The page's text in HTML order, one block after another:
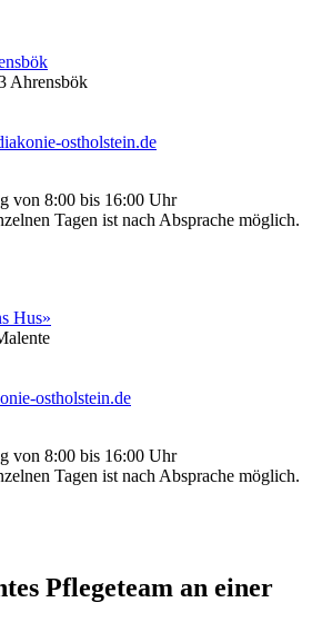
Ahrensbök
ostholstein.de
von 8:00 bis 16:00 Uhr
Tagen ist nach Absprache ­möglich.
Hus»
ostholstein.de
von 8:00 bis 16:00 Uhr
Tagen ist nach Absprache ­möglich.
Pflegeteam an einer